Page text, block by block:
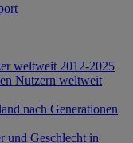
weltweit 2012-2025
Nutzern weltweit
nach Generationen
und Geschlecht in